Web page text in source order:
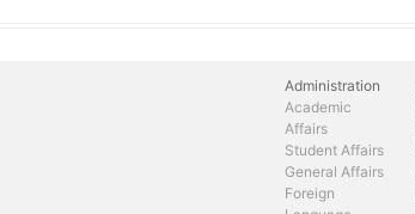
Administration
Academic
Affairs
Student Affairs
General Affairs
Foreign